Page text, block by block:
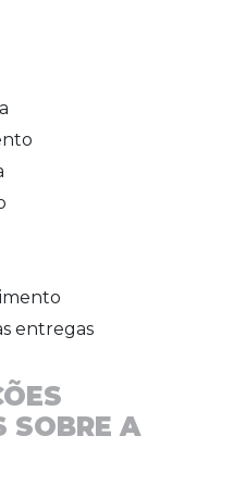
entregas
SOBRE A